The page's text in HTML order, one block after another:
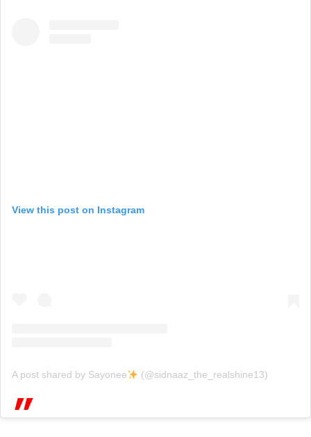
View this post on Instagram
A post shared by Sayonee (@sidnaaz_the_realshine13)